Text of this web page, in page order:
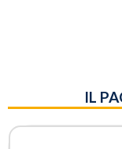
IL